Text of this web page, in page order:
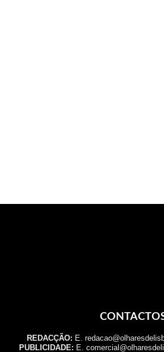
REDACÇÃO: E.
PUBLICIDADE: E.